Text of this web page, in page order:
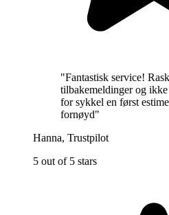
"Fantastisk service!
tilbakemeldinger og
for sykkel en først
fornøyd"
Hanna, Trustpilot
5 out of 5 stars